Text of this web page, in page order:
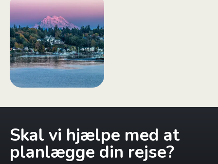
Skal vi hjælpe med at
planlægge din rejse?